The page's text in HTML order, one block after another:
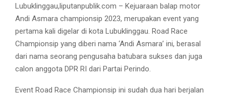
Lubuklinggau,liputanpublik.com – Kejuaraan balap motor
Andi Asmara championsip 2023, merupakan event yang
pertama kali digelar di kota Lubuklinggau. Road Race
Championsip yang diberi nama ‘Andi Asmara’ ini, berasal
dari nama seorang pengusaha batubara sukses dan juga
calon anggota DPR RI dari Partai Perindo.
Event Road Race Championsip ini sudah dua hari berjalan